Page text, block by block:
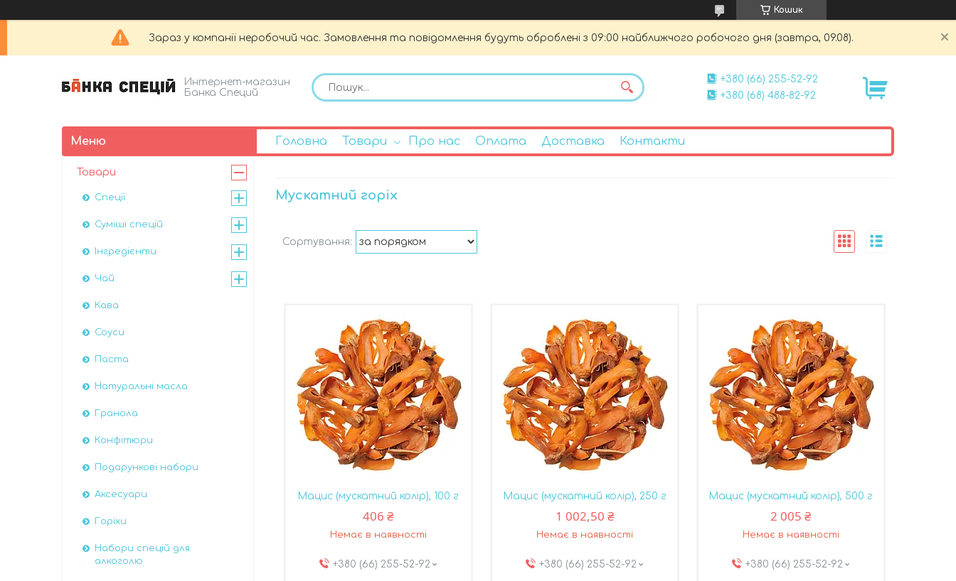
Кошик
Зараз у компанії неробочий час. Замовлення та повідомлення будуть оброблені з 09:00 найближчого робочого дня (завтра, 09.08).
Интернет-магазин
Банка Специй
+380 (66) 255-52-92
+380 (68) 488-82-92
Головна Товари Про нас Оплата Доставка Контакти
Мускатний горіх
Мацис (мускатний колір), 100 г
406 ₴
Немає в наявності
+380 (66) 255-52-92
Мацис (мускатний колір), 250 г
1 002,50 ₴
Немає в наявності
+380 (66) 255-52-92
Мацис (мускатний колір), 500 г
2 005 ₴
Немає в наявності
+380 (66) 255-52-92
Товари
Спеції
Суміші спецій
Інгредієнти
Чай
Кава
Соуси
Паста
Натуральні масла
Гранола
Конфітюри
Подарункові набори
Аксесуари
Горіхи
Набори спецій для
алкоголю